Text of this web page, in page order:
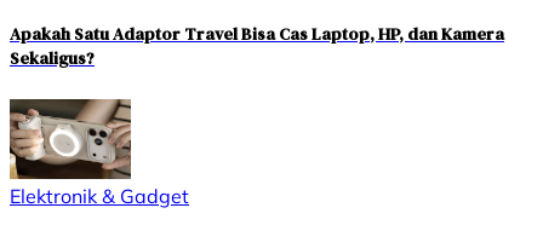
Apakah Satu Adaptor Travel Bisa Cas Laptop, HP, dan Kamera
Sekaligus?
Elektronik & Gadget